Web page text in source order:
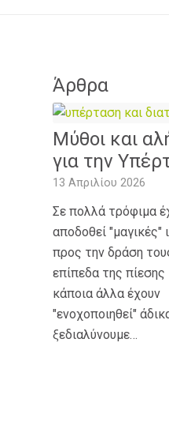
Άρθρα
Μύθοι και
για την
13 Απριλίου 2026
Σε πολλά τρόφιμα
αποδοθεί "μαγικές"
προς την δράση
επίπεδα της πίεσης
κάποια άλλα έχουν
"ενοχοποιηθεί"
ξεδιαλύνουμε…